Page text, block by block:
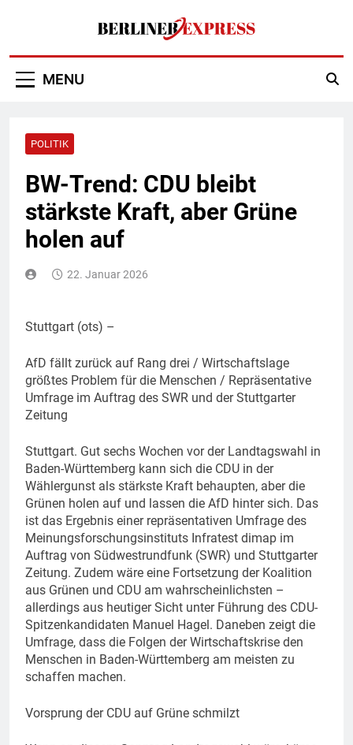
Berliner Express
MENU
POLITIK
BW-Trend: CDU bleibt
stärkste Kraft, aber Grüne
holen auf
22. Januar 2026
Stuttgart (ots) –
AfD fällt zurück auf Rang drei / Wirtschaftslage
größtes Problem für die Menschen / Repräsentative
Umfrage im Auftrag des SWR und der Stuttgarter
Zeitung
Stuttgart. Gut sechs Wochen vor der Landtagswahl in
Baden-Württemberg kann sich die CDU in der
Wählergunst als stärkste Kraft behaupten, aber die
Grünen holen auf und lassen die AfD hinter sich. Das
ist das Ergebnis einer repräsentativen Umfrage des
Meinungsforschungsinstituts Infratest dimap im
Auftrag von Südwestrundfunk (SWR) und Stuttgarter
Zeitung. Zudem wäre eine Fortsetzung der Koalition
aus Grünen und CDU am wahrscheinlichsten –
allerdings aus heutiger Sicht unter Führung des CDU-
Spitzenkandidaten Manuel Hagel. Daneben zeigt die
Umfrage, dass die Folgen der Wirtschaftskrise den
Menschen in Baden-Württemberg am meisten zu
schaffen machen.
Vorsprung der CDU auf Grüne schmilzt